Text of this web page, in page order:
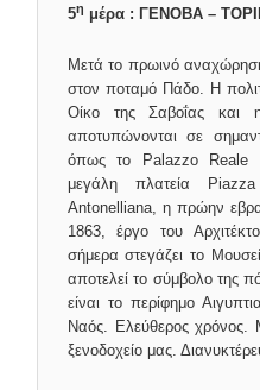
5η μέρα : ΓΕΝΟΒΑ –
Μετά το πρωινό
στον ποταμό Πάδο. Η
Οίκο της Σαβοΐας
αποτυπώνονται σε
όπως το Palazzo Reale
μεγάλη πλατεία
Antonelliana, η πρώην
1863, έργο του
σήμερα στεγάζει το
αποτελεί το σύμβολο της
είναι το περίφημο
Ναός. Ελεύθερος χρόνος.
ξενοδοχείο μας.